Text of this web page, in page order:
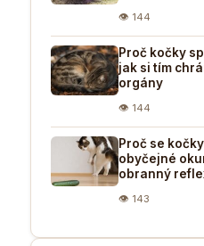
👁 144
Proč kočky
jak si tím
orgány
👁 144
Proč se
obyčejné
obranný
👁 143